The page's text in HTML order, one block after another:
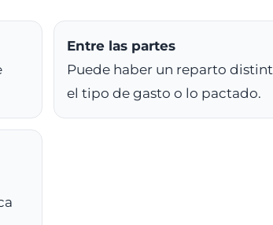
Entre las partes
Puede haber un reparto
el tipo de gasto o lo pactado.